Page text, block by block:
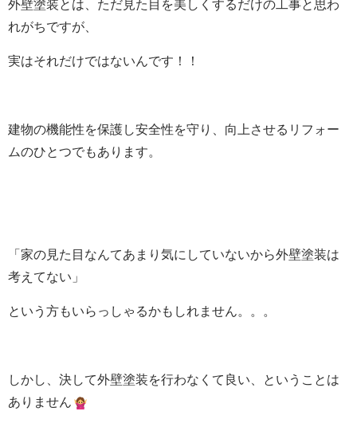
外壁塗装とは、ただ見た目を美しくするだけの工事と思わ
れがちですが、
実はそれだけではないんです！！
建物の機能性を保護し安全性を守り、向上させるリフォー
ムのひとつでもあります。
「家の見た目なんてあまり気にしていないから外壁塗装は
考えてない」
という方もいらっしゃるかもしれません。。。
しかし、決して外壁塗装を行わなくて良い、ということは
ありません